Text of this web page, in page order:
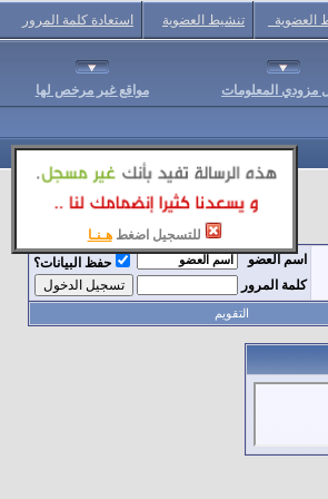
للتسجيل اضغط هـنـا
العضوية تنشيط العضوية استعادة كلمة المرور
مزودي المعلومات مواقع غير مرخص لها
اسم العضو
حفظ البيانات؟
كلمة المرور
التقويم